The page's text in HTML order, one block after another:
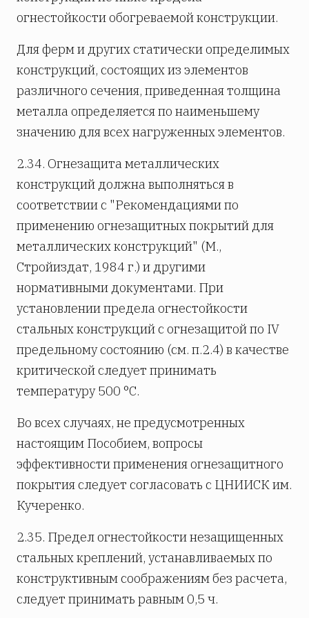
огнестойкости обогреваемой конструкции.
Для ферм и других статически определимых
конструкций, состоящих из элементов
различного сечения, приведенная толщина
металла определяется по наименьшему
значению для всех нагруженных элементов.
2.34. Огнезащита металлических
конструкций должна выполняться в
соответствии с "Рекомендациями по
применению огнезащитных покрытий для
металлических конструкций" (М.,
Стройиздат, 1984 г.) и другими
нормативными документами. При
установлении предела огнестойкости
стальных конструкций с огнезащитой по IV
предельному состоянию (см. п.2.4) в качестве
критической следует принимать
температуру 500 °С.
Во всех случаях, не предусмотренных
настоящим Пособием, вопросы
эффективности применения огнезащитного
покрытия следует согласовать с ЦНИИСК им.
Кучеренко.
2.35. Предел огнестойкости незащищенных
стальных креплений, устанавливаемых по
конструктивным соображениям без расчета,
следует принимать равным 0,5 ч.